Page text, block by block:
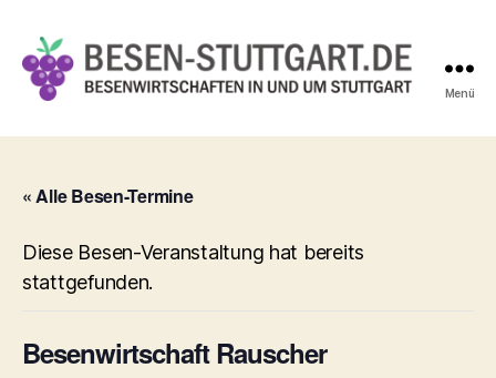
Stuttgart.de
Menü
« Alle Besen-Termine
Diese Besen-Veranstaltung hat bereits
stattgefunden.
Besenwirtschaft Rauscher